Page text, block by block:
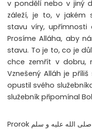
v pondělí nebo v jiný
záleží, je to, v jakém
stavu víry,
Prosíme Alláha, aby
stavu. To je to, co je
chce zemřít v dobru,
Vznešený Alláh je
opustil svého
služebník připomínal